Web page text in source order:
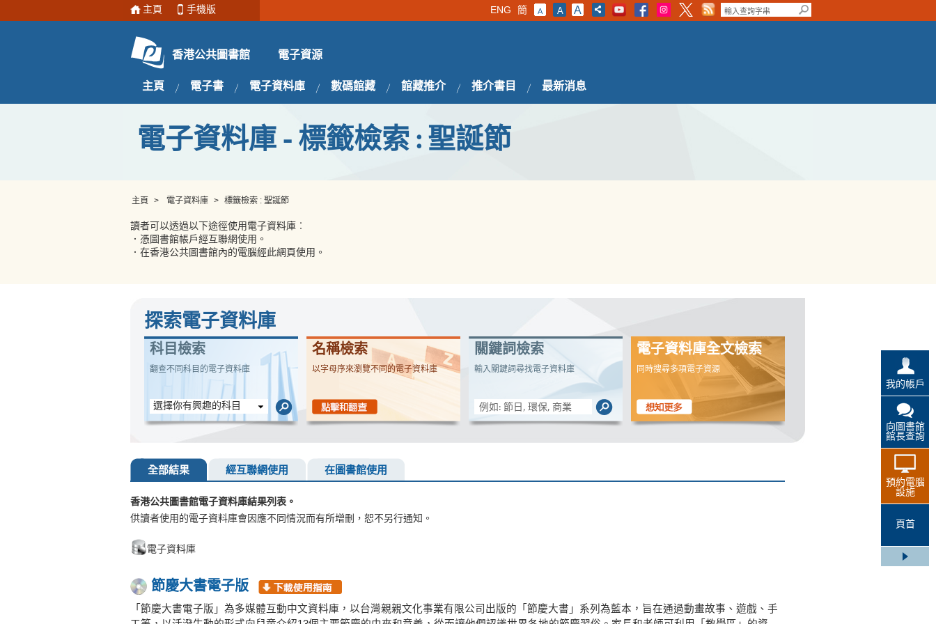
主頁 手機版 ENG 簡 A A A
香港公共圖書館 電子資源
主頁 電子書 電子資料庫 數碼館藏 館藏推介 推介書目 最新消息
我的帳戶
向圖書館
館長查詢
預約電腦
設施
頁首
電子資料庫 - 標籤檢索 : 聖誕節
主頁 > 電子資料庫 > 標籤檢索 : 聖誕節
讀者可以透過以下途徑使用電子資料庫︰
．憑圖書館帳戶經互聯網使用。
．在香港公共圖書館內的電腦經此網頁使用。
探索電子資料庫
科目檢索
翻查不同科目的電子資料庫
選擇你有興趣的科目
名稱檢索
以字母序來瀏覽不同的電子資料庫
關鍵詞檢索
輸入關鍵詞尋找電子資料庫
電子資料庫全文檢索
同時搜尋多項電子資源
全部結果 經互聯網使用 在圖書館使用
香港公共圖書館電子資料庫結果列表。
供讀者使用的電子資料庫會因應不同情況而有所增刪，恕不另行通知。
電子資料庫
節慶大書電子版
「節慶大書電子版」為多媒體互動中文資料庫，以台灣親親文化事業有限公司出版的「節慶大書」系列為藍本，旨在通過動畫故事、遊戲、手